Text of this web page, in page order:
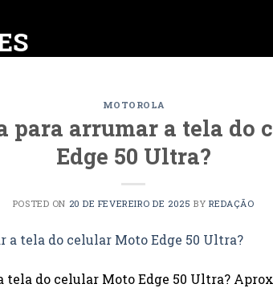
MOTOROLA
para arrumar a tela do
Edge 50 Ultra?
POSTED ON 20 DE FEVEREIRO DE 2025 BY REDAÇÃO
tela do celular Moto Edge 50 Ultra?